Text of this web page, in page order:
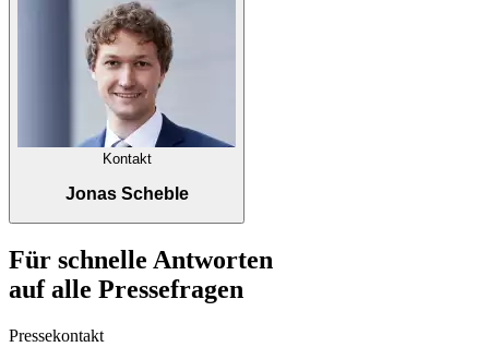
Kontakt
Jonas Scheble
Für schnelle Antworten
auf alle Pressefragen
Pressekontakt